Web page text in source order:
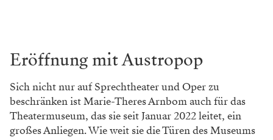
Eröffnung mit Austropop
Sich nicht nur auf Sprechtheater und Oper zu
beschränken ist Marie-Theres Arnbom auch für das
Theatermuseum, das sie seit Januar 2022 leitet, ein
großes Anliegen. Wie weit sie die Türen des Museums